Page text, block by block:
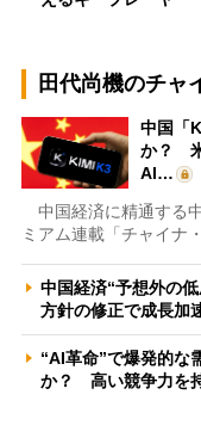
田代尚機のチャ
中国「
か？ 米
AI…
中国経済に精通する
ミアム連載「チャイナ
中国経済“予想外の
方針の修正で成長加
“AI革命”で爆発的な
か？ 高い競争力を